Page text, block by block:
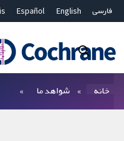
فارسی English
Español
Bahasa Malaysia
ไทย
中文
خانه شواهد ما